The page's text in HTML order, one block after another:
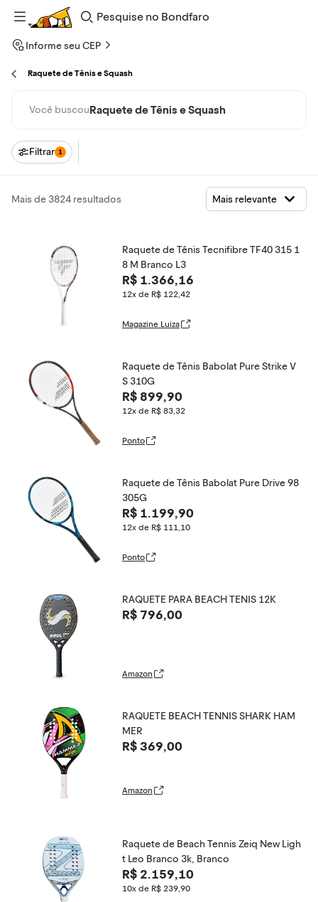
Pesquise
Bondfaro
Informe seu CEP
Raquete de Tênis e Squash
Você buscouRaquete de Tênis e Squash
Filtrar 1
Mais de 3824 resultados
Raquete de Tênis Tecnifibre TF40 315 1
8 M Branco L3
R$ 1.366,16
12x de R$ 122,42
Magazine Luiza
Raquete de Tênis Babolat Pure Strike V
S 310G
R$ 899,90
12x de R$ 83,32
Ponto
Raquete de Tênis Babolat Pure Drive 98
305G
R$ 1.199,90
12x de R$ 111,10
Ponto
RAQUETE PARA BEACH TENIS 12K
R$ 796,00
Amazon
RAQUETE BEACH TENNIS SHARK HAM
MER
R$ 369,00
Amazon
Raquete de Beach Tennis Zeiq New Ligh
t Leo Branco 3k, Branco
R$ 2.159,10
10x de R$ 239,90